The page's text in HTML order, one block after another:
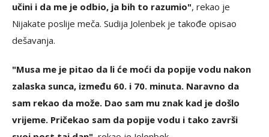
učini i da me je odbio, ja bih to razumio", rekao je
Nijakate poslije meča. Sudija Jolenbek je takođe opisao
dešavanja.
"Musa me je pitao da li će moći da popije vodu nakon
zalaska sunca, između 60. i 70. minuta. Naravno da
sam rekao da može. Dao sam mu znak kad je došlo
vrijeme. Pričekao sam da popije vodu i tako završi